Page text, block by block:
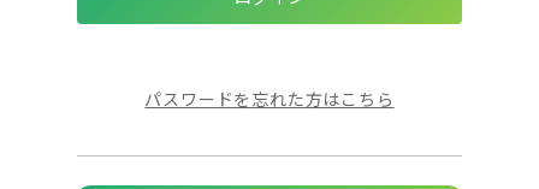
パスワードを忘れた方はこちら